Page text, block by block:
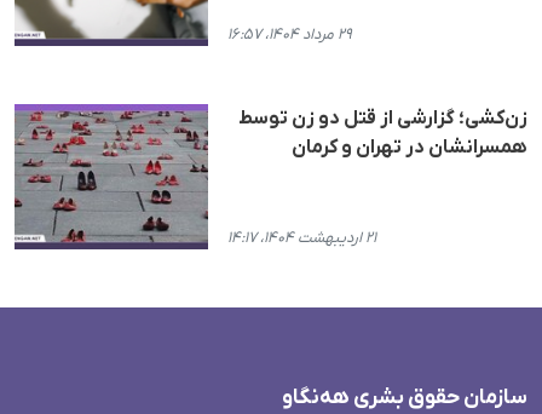
۲۹ مرداد ۱۴۰۴، ۱۶:۵۷
زن‌کشی؛ گزارشی از قتل دو زن توسط
همسرانشان در تهران و کرمان
۲۱ اردیبهشت ۱۴۰۴، ۱۴:۱۷
سازمان حقوق بشری هەنگاو